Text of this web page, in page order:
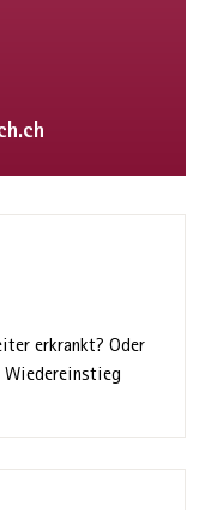
erkrankt? Oder
Wieder­einstieg